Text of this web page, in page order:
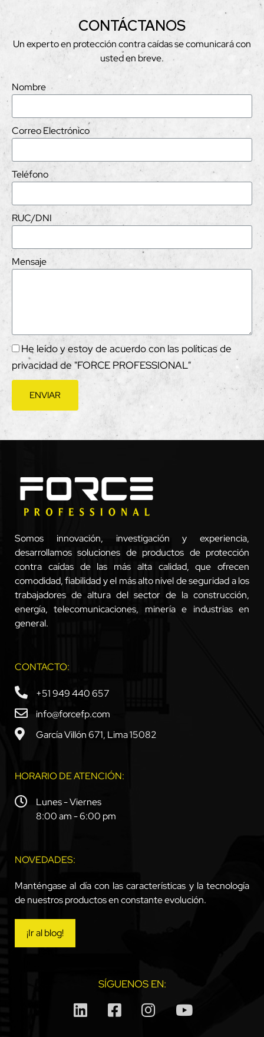
CONTÁCTANOS
Un experto en protección contra caídas se comunicará con
usted en breve.
Nombre
Correo Electrónico
Teléfono
RUC/DNI
Mensaje
He leído y estoy de acuerdo con las políticas de
privacidad de "FORCE PROFESSIONAL"
ENVIAR
Somos innovación, investigación y experiencia,
desarrollamos soluciones de productos de protección
contra caídas de las más alta calidad, que ofrecen
comodidad, fiabilidad y el más alto nivel de seguridad a los
trabajadores de altura del sector de la construcción,
energía, telecomunicaciones, minería e industrias en
general.
CONTACTO:
+51 949 440 657
info@forcefp.com
García Villón 671, Lima 15082
HORARIO DE ATENCIÓN:
Lunes - Viernes
8:00 am - 6:00 pm
NOVEDADES:
Manténgase al día con las características y la tecnología
de nuestros productos en constante evolución.
¡Ir al blog!
SÍGUENOS EN: